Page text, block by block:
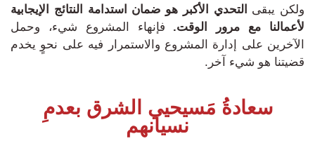
ولكن يبقى
التحدي الأكبر هو ضمان استدامة النتائج الإيجابية
لأعمالنا مع مرور الوقت. فإنهاء المشروع شيء، وحمل
الآخرين على إدارة المشروع والاستمرار فيه على نحوٍ يخدم
قضيتنا هو شيء آخر.
سعادةُ مَسيحيي الشرق بعدمِ
نسيانهم